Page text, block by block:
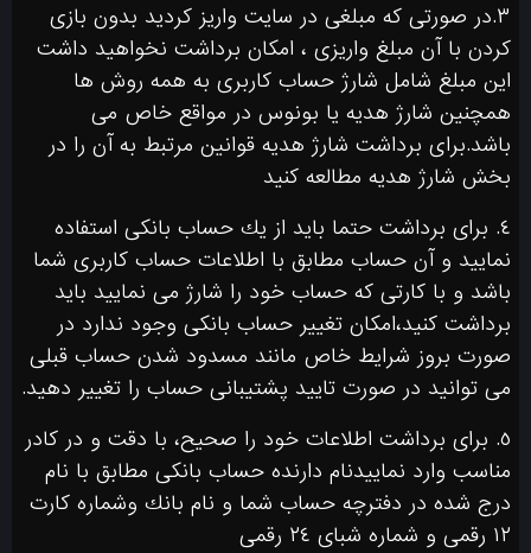
٣.در صورتى كه مبلغى در سايت واريز كرديد بدون بازى
كردن با آن مبلغ واريزى ، امكان برداشت نخواهيد داشت
اين مبلغ شامل شارژ حساب كاربرى به همه روش ها
همچنين شارژ هديه يا بونوس در مواقع خاص مى
باشد.برای برداشت شارژ هدیه قوانین مرتبط به آن را در
بخش شارژ هدیه مطالعه کنید
٤. براى برداشت حتما بايد از يك حساب بانكى استفاده
نماييد و آن حساب مطابق با اطلاعات حساب كاربرى شما
باشد و با کارتی که حساب خود را شارژ می نمایید باید
برداشت کنید،امكان تغيير حساب بانكى وجود ندارد در
صورت بروز شرايط خاص مانند مسدود شدن حساب قبلى
مى توانيد در صورت تاييد پشتيبانى حساب را تغيير دهيد.
٥. براى برداشت اطلاعات خود را صحيح، با دقت و در كادر
مناسب وارد نماييدنام دارنده حساب بانكى مطابق با نام
درج شده در دفترچه حساب شما و نام بانك وشماره کارت
۱۲ رقمی و شماره شباى ٢٤ رقمى